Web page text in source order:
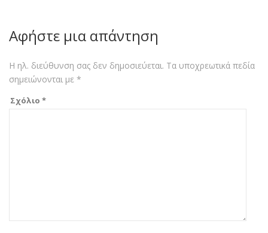
Αφήστε μια απάντηση
Η ηλ. διεύθυνση σας δεν δημοσιεύεται. Τα υποχρεωτικά πεδία
σημειώνονται με *
Σχόλιο *